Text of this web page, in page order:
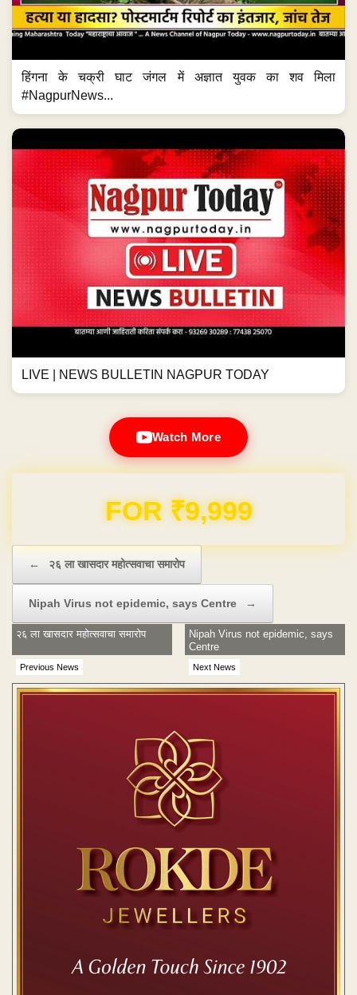
हिंगना के चक्री घाट जंगल में अज्ञात युवक का शव मिला
#NagpurNews...
LIVE | NEWS BULLETIN NAGPUR TODAY
Watch More
Domain & Hosting FREE for 1 Year
← २६ ला खासदार महोत्सवाचा समारोप
Nipah Virus not epidemic, says Centre →
Previous News
२६ ला खासदार महोत्सवाचा समारोप
Next News
Nipah Virus not epidemic, says
Centre